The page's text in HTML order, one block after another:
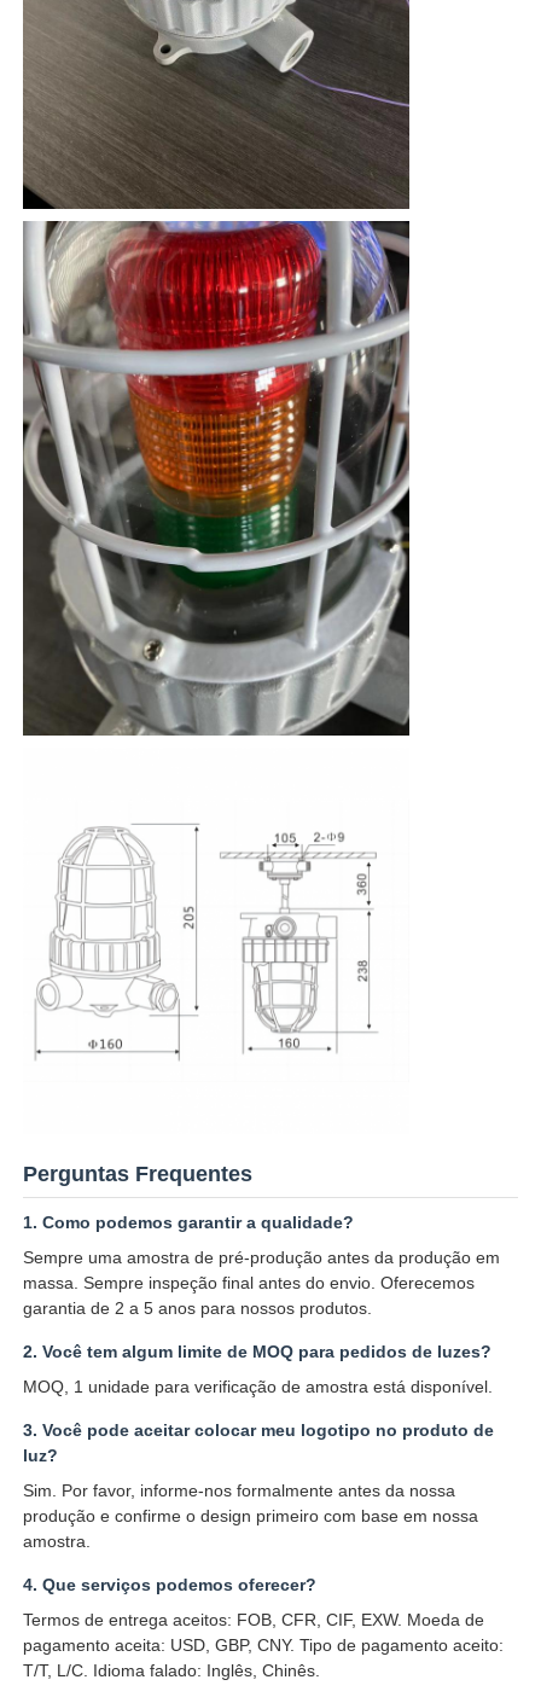
Perguntas Frequentes
1. Como podemos garantir a qualidade?
Sempre uma amostra de pré-produção antes da produção em
massa. Sempre inspeção final antes do envio. Oferecemos
garantia de 2 a 5 anos para nossos produtos.
2. Você tem algum limite de MOQ para pedidos de luzes?
MOQ, 1 unidade para verificação de amostra está disponível.
3. Você pode aceitar colocar meu logotipo no produto de
luz?
Sim. Por favor, informe-nos formalmente antes da nossa
produção e confirme o design primeiro com base em nossa
amostra.
4. Que serviços podemos oferecer?
Termos de entrega aceitos: FOB, CFR, CIF, EXW. Moeda de
pagamento aceita: USD, GBP, CNY. Tipo de pagamento aceito:
T/T, L/C. Idioma falado: Inglês, Chinês.